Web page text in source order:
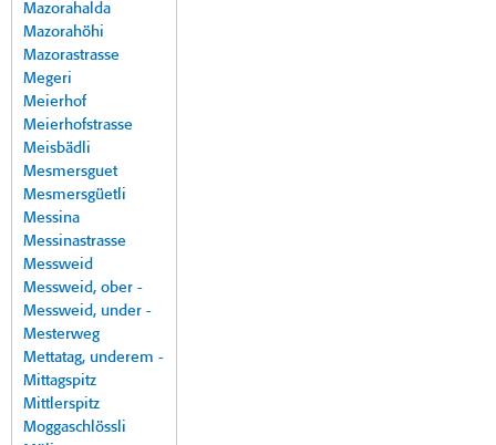
Mazorahalda
Mazorahöhi
Mazorastrasse
Megeri
Meierhof
Meierhofstrasse
Meisbädli
Mesmersguet
Mesmersgüetli
Messina
Messinastrasse
Messweid
Messweid, ober -
Messweid, under -
Mesterweg
Mettatag, underem -
Mittagspitz
Mittlerspitz
Moggaschlössli